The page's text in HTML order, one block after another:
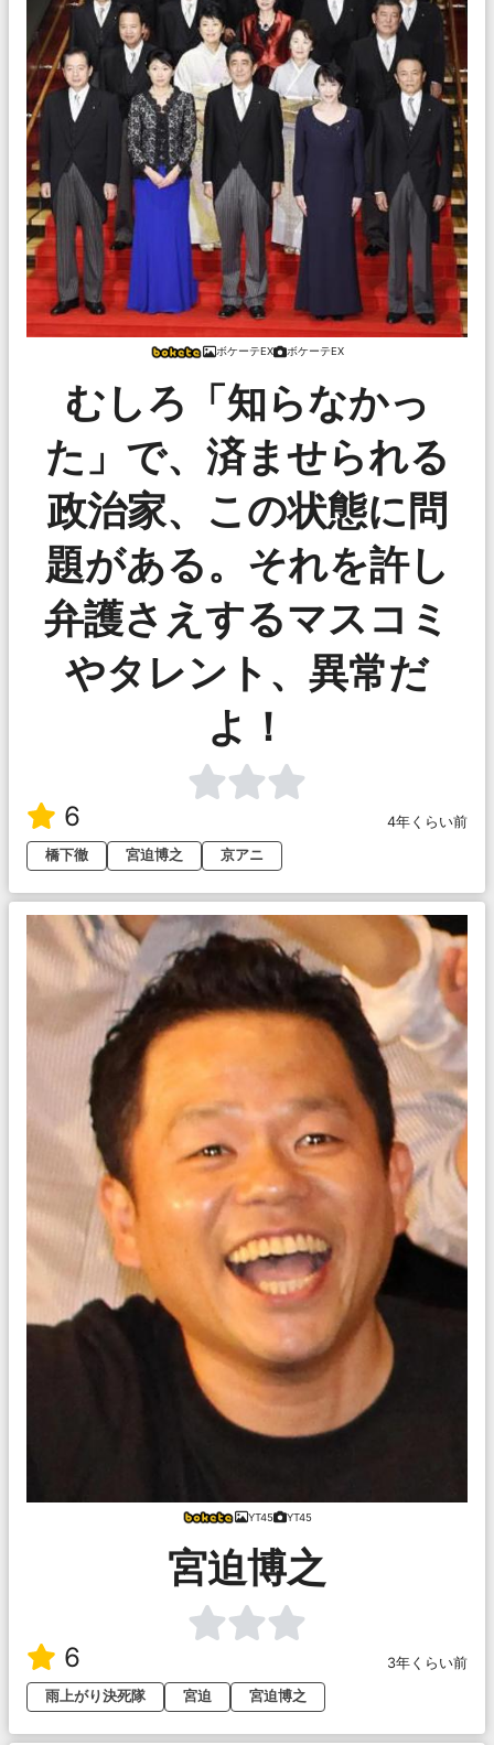
ボケーテEX ボケーテEX
むしろ「知らなかっ
た」で、済ませられる
政治家、この状態に問
題がある。それを許し
弁護さえするマスコミ
やタレント、異常だ
よ！
6
4年くらい前
橋下徹
宮迫博之 京アニ
YT45 YT45
宮迫博之
6
3年くらい前
雨上がり決死隊
宮迫 宮迫博之